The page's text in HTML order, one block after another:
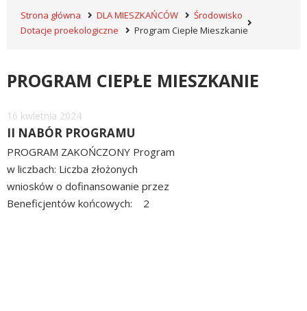
Strona główna DLA MIESZKAŃCÓW
Środowisko
Dotacje proekologiczne
Program Ciepłe Mieszkanie
PROGRAM CIEPŁE MIESZKANIE
Dodano
16 kwietnia 2024
II NABÓR PROGRAMU
PROGRAM ZAKOŃCZONY Program
w liczbach: Liczba złożonych
wniosków o dofinansowanie przez
Beneficjentów końcowych: 2